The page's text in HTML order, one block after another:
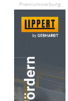
Premiumwerbung